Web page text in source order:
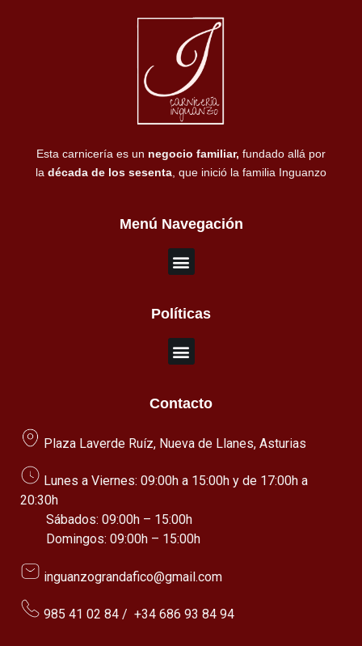
Esta carnicería es un negocio familiar, fundado allá por
la década de los sesenta , que inició la familia Inguanzo
Menú Navegación
Políticas
Contacto
Plaza Laverde Ruíz, Nueva de Llanes, Asturias
Lunes a Viernes: 09:00h a 15:00h y de 17:00h a
20:30h
Sábados: 09:00h – 15:00h
Domingos: 09:00h – 15:00h
inguanzograndafico@gmail.com
985 41 02 84 / +34 686 93 84 94